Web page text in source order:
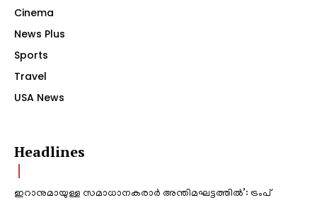
Cinema
News Plus
Sports
Travel
USA News
Headlines
ഇറാനുമായുള്ള സമാധാനകരാർ അന്തിമഘട്ടത്തിൽ‌’: ട്രംപ്